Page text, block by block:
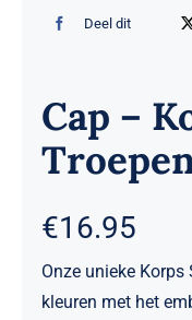
Deel dit
Cap –
€16.95
Onze unieke Korps
kleuren met het